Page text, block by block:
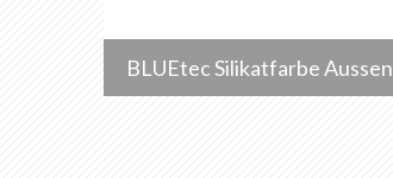
BLUEtec Silikatfarbe Aussen